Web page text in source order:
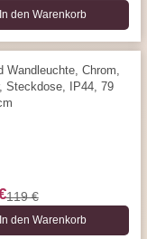
In den Warenkorb
Wandleuchte, Chrom,
Steckdose, IP44, 79
119 €
In den Warenkorb